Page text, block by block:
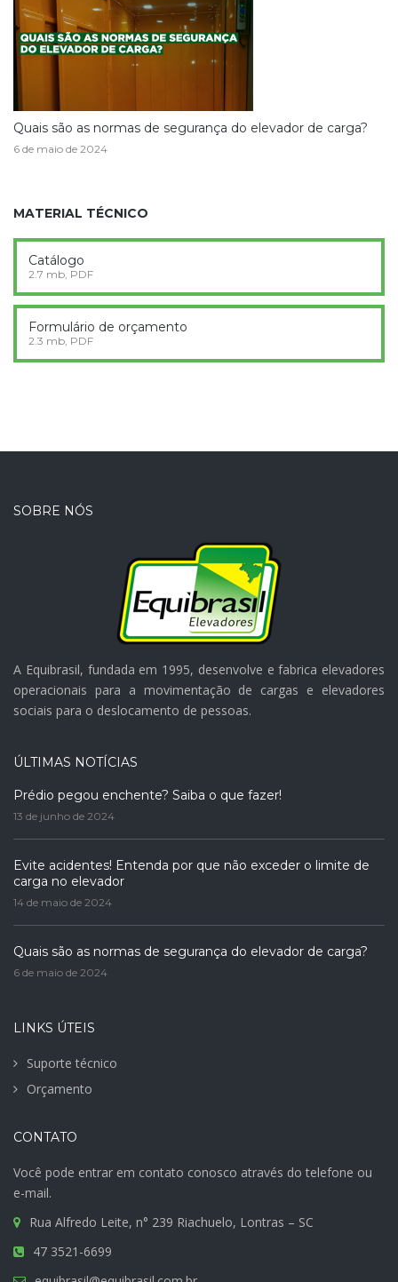
Quais são as normas de segurança do elevador de carga?
6 de maio de 2024
MATERIAL TÉCNICO
Catálogo
2.7 mb, PDF
Formulário de orçamento
2.3 mb, PDF
SOBRE NÓS
A Equibrasil, fundada em 1995, desenvolve e fabrica elevadores
operacionais para a movimentação de cargas e elevadores
sociais para o deslocamento de pessoas.
ÚLTIMAS NOTÍCIAS
Prédio pegou enchente? Saiba o que fazer!
13 de junho de 2024
Evite acidentes! Entenda por que não exceder o limite de
carga no elevador
14 de maio de 2024
Quais são as normas de segurança do elevador de carga?
6 de maio de 2024
LINKS ÚTEIS
Suporte técnico
Orçamento
CONTATO
Você pode entrar em contato conosco através do telefone ou
e-mail.
Rua Alfredo Leite, n° 239 Riachuelo, Lontras – SC
47 3521-6699